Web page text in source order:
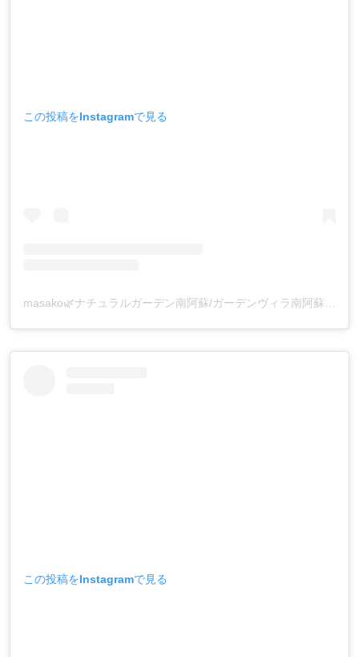
この投稿をInstagramで見る
masako🌿ナチュラルガーデン南阿蘇/ガーデンヴィラ南阿蘇(@naturalgarden_minamiaso)がシェアした投稿
この投稿をInstagramで見る